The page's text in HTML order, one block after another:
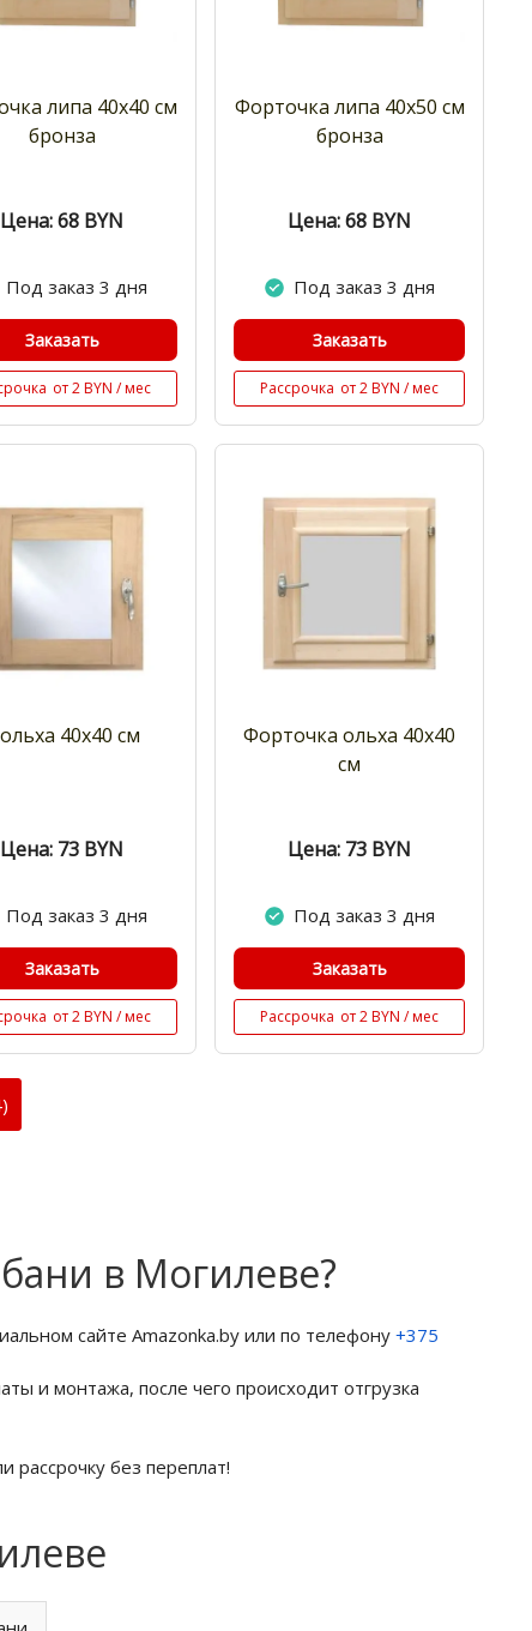
липа 40х40 см
бронза
Цена: 68 BYN
Под заказ 3 дня
Заказать
от 2 BYN / мес
Форточка липа 40х50 см
бронза
Цена: 68 BYN
Под заказ 3 дня
Заказать
Рассрочка от 2 BYN / мес
40x40 см
Цена: 73 BYN
Под заказ 3 дня
Заказать
от 2 BYN / мес
Форточка ольха 40х40
см
Цена: 73 BYN
Под заказ 3 дня
Заказать
Рассрочка от 2 BYN / мес
в Могилеве?
сайте Amazonka.by или по телефону +375
и монтажа, после чего происходит отгрузка
без переплат!